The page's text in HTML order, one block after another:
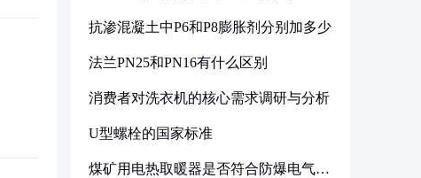
抗渗混凝土中P6和P8膨胀剂分别加多少
法兰PN25和PN16有什么区别
消费者对洗衣机的核心需求调研与分析
U型螺栓的国家标准
煤矿用电热取暖器是否符合防爆电气设